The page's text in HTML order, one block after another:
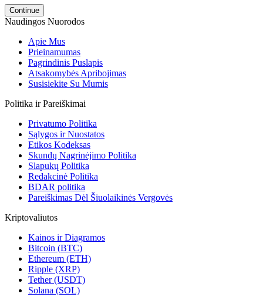
Continue
Naudingos Nuorodos
Apie Mus
Prieinamumas
Pagrindinis Puslapis
Atsakomybės Apribojimas
Susisiekite Su Mumis
Politika ir Pareiškimai
Privatumo Politika
Sąlygos ir Nuostatos
Etikos Kodeksas
Skundų Nagrinėjimo Politika
Slapukų Politika
Redakcinė Politika
BDAR politika
Pareiškimas Dėl Šiuolaikinės Vergovės
Kriptovaliutos
Kainos ir Diagramos
Bitcoin (BTC)
Ethereum (ETH)
Ripple (XRP)
Tether (USDT)
Solana (SOL)